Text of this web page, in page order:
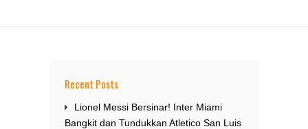
Recent Posts
Lionel Messi Bersinar! Inter Miami
Bangkit dan Tundukkan Atletico San Luis